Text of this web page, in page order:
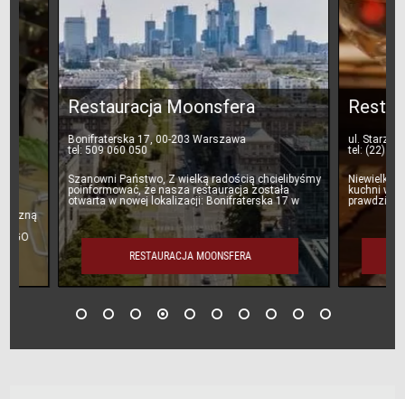
Firmy Cateringowe
Organizacja imprez
Bary mleczne
Naleśnikarnie
Pierogarnie
Jedzenie na telefon
Restauracja Moonsfera
Bonifraterska 17, 00-203 Warszawa
tel: 509 060 050
Szanowni Państwo, Z wielką radością chcielibyśmy
poinformować, że nasza restauracja została
otwarta w nowej lokalizacji: Bonifraterska 17 w
budynku Nort
RESTAURACJA MOONSFERA
ul. Starzyńskiego
tel: (22) 299 19 19
Niewielka,
kuchni włoskiej i
prawdziwą
wypiekaną na